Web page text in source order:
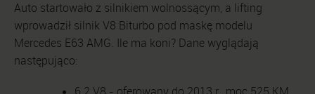
Auto startowało z silnikiem wolnossącym, a lifting
wprowadził silnik V8 Biturbo pod maskę modelu
Mercedes E63 AMG. Ile ma koni? Dane wyglądają
następująco: